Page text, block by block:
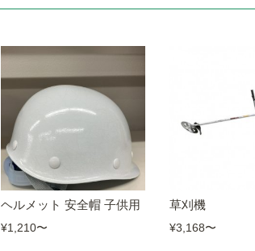
ヘルメット 安全帽 子供用
¥1,210〜
草刈機
¥3,168〜